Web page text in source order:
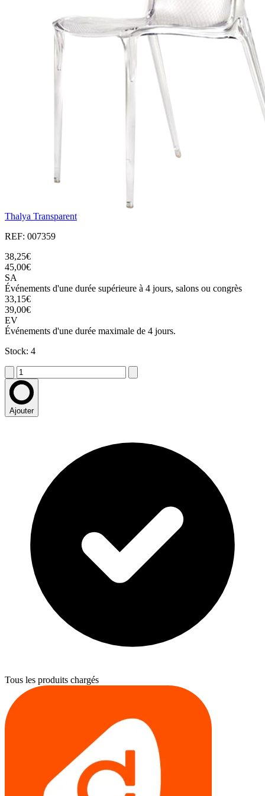
Thalya Transparent
REF: 007359
38,25€
45,00€
SA
Événements d'une durée supérieure à 4 jours, salons ou congrès
33,15€
39,00€
EV
Événements d'une durée maximale de 4 jours.
Stock: 4
Ajouter
Tous les produits chargés